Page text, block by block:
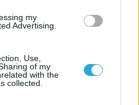
my
Advertising.
Use,
of my
with the
collected.